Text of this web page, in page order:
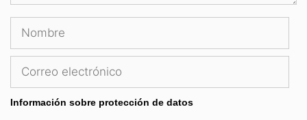
Nombre
Correo
Información sobre protección de datos